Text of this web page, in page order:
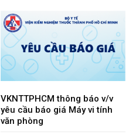
VKNTTPHCM thông báo v/v
yêu cầu báo giá Máy vi tính
văn phòng